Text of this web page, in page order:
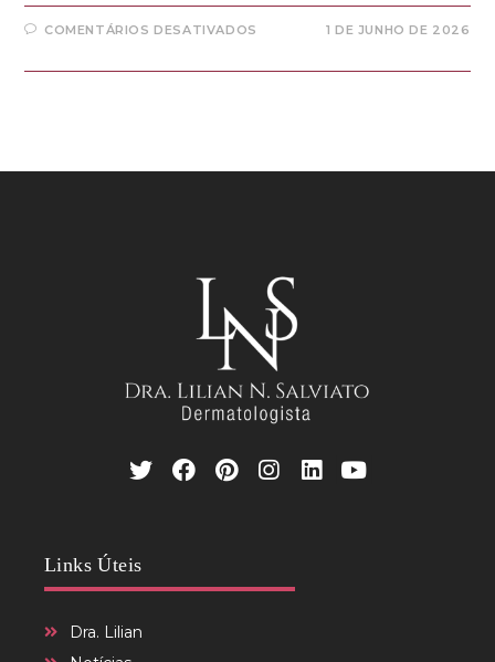
COMENTÁRIOS DESATIVADOS 1 DE JUNHO DE 2026
Links Úteis
Dra. Lilian